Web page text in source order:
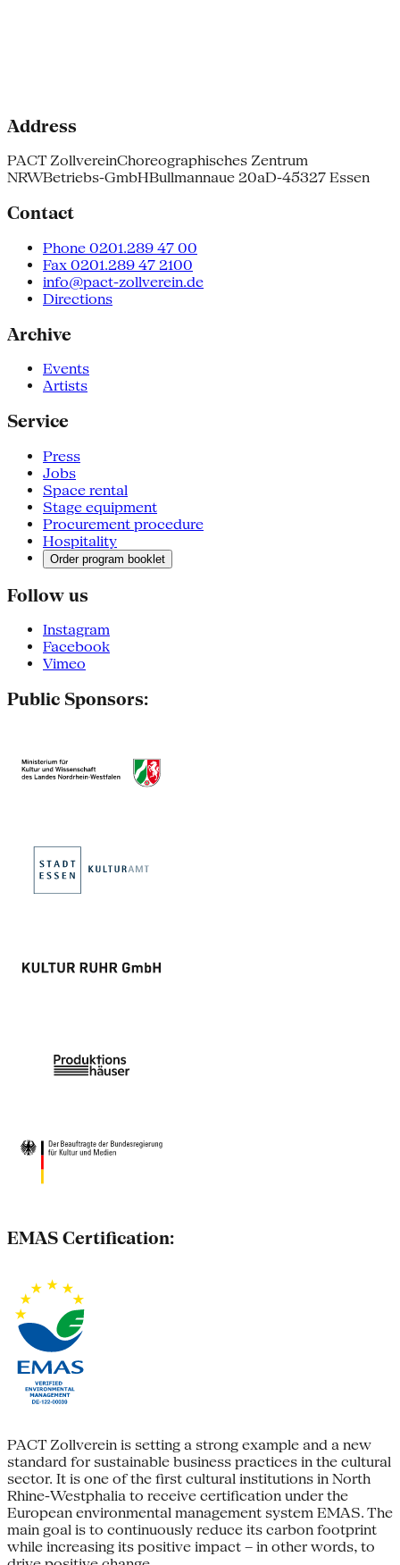
Address
PACT ZollvereinChoreographisches Zentrum
NRWBetriebs-GmbHBullmannaue 20aD-45327 Essen
Contact
Phone 0201.289 47 00
Fax 0201.289 47 2100
info@pact-zollverein.de
Directions
Archive
Events
Artists
Service
Press
Jobs
Space rental
Stage equipment
Procurement procedure
Hospitality
Order program booklet
Follow us
Instagram
Facebook
Vimeo
Public Sponsors:
EMAS Certification:
PACT Zollverein is setting a strong example and a new
standard for sustainable business practices in the cultural
sector. It is one of the first cultural institutions in North
Rhine-Westphalia to receive certification under the
European environmental management system EMAS. The
main goal is to continuously reduce its carbon footprint
while increasing its positive impact – in other words, to